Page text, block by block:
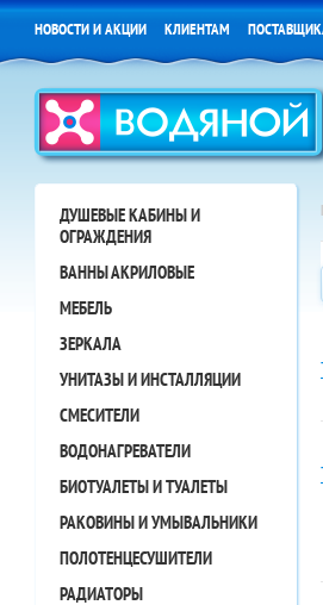
НОВОСТИ И АКЦИИ КЛИЕНТАМ
ДУШЕВЫЕ КАБИНЫ И
ОГРАЖДЕНИЯ
ВАННЫ АКРИЛОВЫЕ
МЕБЕЛЬ
ЗЕРКАЛА
УНИТАЗЫ И ИНСТАЛЛЯЦИИ
СМЕСИТЕЛИ
ВОДОНАГРЕВАТЕЛИ
БИОТУАЛЕТЫ И ТУАЛЕТЫ
РАКОВИНЫ И УМЫВАЛЬНИКИ
ПОЛОТЕНЦЕСУШИТЕЛИ
РАДИАТОРЫ